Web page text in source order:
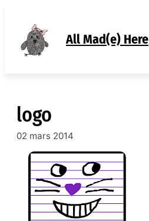
contenu
All Mad(e) Here
logo
02 mars 2014